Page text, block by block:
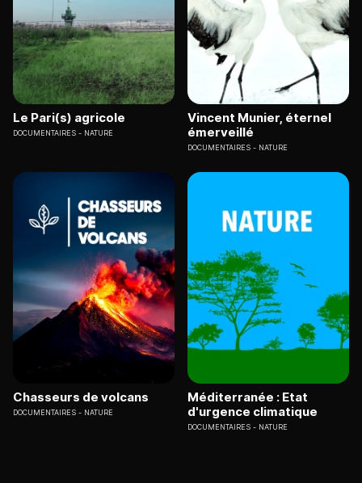
Le Pari(s) agricole
DOCUMENTAIRES NATURE
Vincent Munier, éternel
émerveillé
DOCUMENTAIRES NATURE
Chasseurs de volcans
DOCUMENTAIRES NATURE
Méditerranée : Etat
d'urgence climatique
DOCUMENTAIRES NATURE